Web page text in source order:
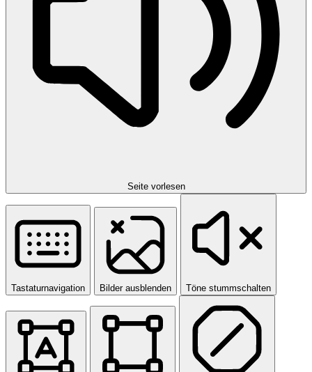
Seite vorlesen
Tastaturnavigation Bilder ausblenden Töne stummschalten